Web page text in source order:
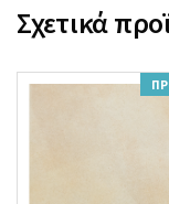
Σχετικά